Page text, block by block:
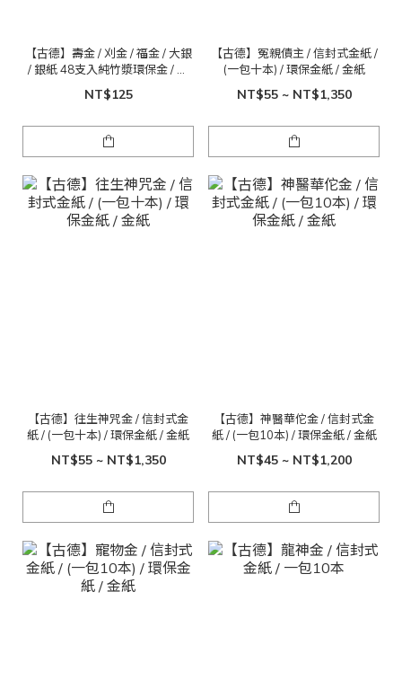
【古德】壽金 / 刈金 / 福金 / 大銀
/ 銀紙 48支入純竹漿環保金 / 金
紙 / 拜拜 / 清明 / 佛具
NT$125
【古德】冤親債主 / 信封式金紙 /
(一包十本) / 環保金紙 / 金紙
NT$55 ~ NT$1,350
【古德】往生神咒金 / 信封式金
紙 / (一包十本) / 環保金紙 / 金紙
NT$55 ~ NT$1,350
【古德】神醫華佗金 / 信封式金
紙 / (一包10本) / 環保金紙 / 金紙
NT$45 ~ NT$1,200